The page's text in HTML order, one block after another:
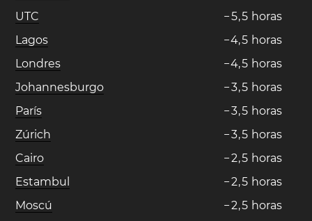
UTC
−5,5 horas
Lagos
−4,5 horas
Londres
−4,5 horas
Johannesburgo
−3,5 horas
París
−3,5 horas
Zúrich
−3,5 horas
Cairo
−2,5 horas
Estambul
−2,5 horas
Moscú
−2,5 horas